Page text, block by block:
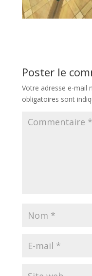
Poster le
Votre adresse e-mail
obligatoires sont